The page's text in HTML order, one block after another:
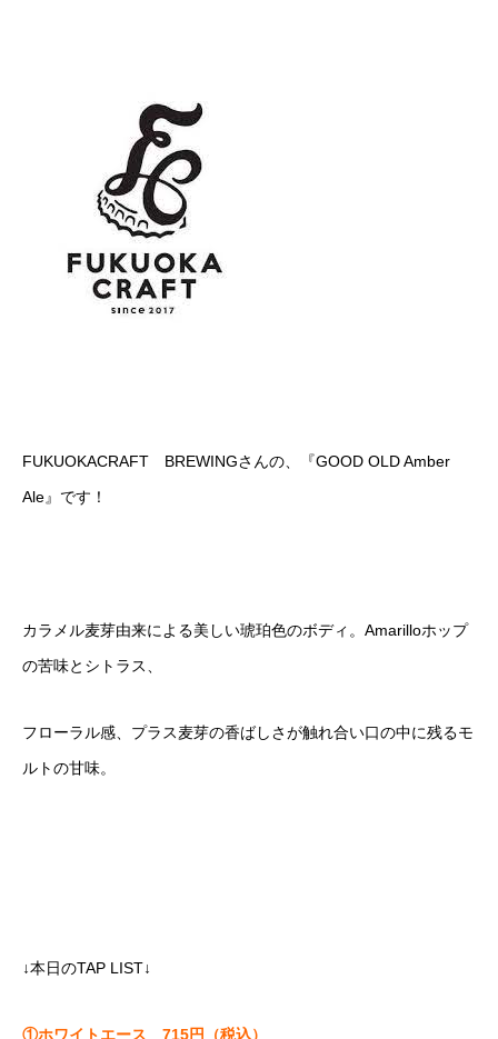
FUKUOKACRAFT BREWINGさんの、『GOOD OLD Amber
Ale』です！
カラメル麦芽由来による美しい琥珀色のボディ。Amarilloホップ
の苦味とシトラス、
フローラル感、プラス麦芽の香ばしさが触れ合い口の中に残るモ
ルトの甘味。
↓本日のTAP LIST↓
①ホワイトエース 715円（税込）